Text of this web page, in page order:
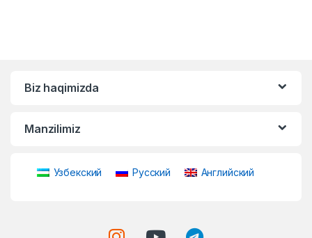
Biz haqimizda
Manzilimiz
Узбекский Русский Английский